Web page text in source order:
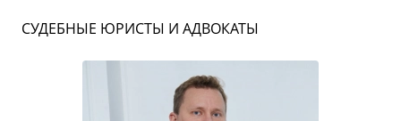
СУДЕБНЫЕ ЮРИСТЫ И АДВОКАТЫ